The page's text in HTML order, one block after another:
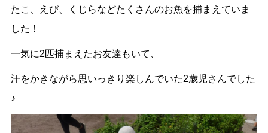
たこ、えび、くじらなどたくさんのお魚を捕まえていま
した！
一気に2匹捕まえたお友達もいて、
汗をかきながら思いっきり楽しんでいた2歳児さんでした
♪